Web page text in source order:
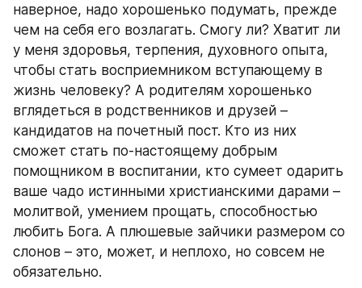
наверное, надо хорошенько подумать, прежде
чем на себя его возлагать. Смогу ли? Хватит ли
у меня здоровья, терпения, духовного опыта,
чтобы стать восприемником вступающему в
жизнь человеку? А родителям хорошенько
вглядеться в родственников и друзей –
кандидатов на почетный пост. Кто из них
сможет стать по-настоящему добрым
помощником в воспитании, кто сумеет одарить
ваше чадо истинными христианскими дарами –
молитвой, умением прощать, способностью
любить Бога. А плюшевые зайчики размером со
слонов – это, может, и неплохо, но совсем не
обязательно.